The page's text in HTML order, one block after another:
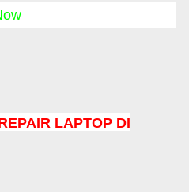
LAPTOP DI